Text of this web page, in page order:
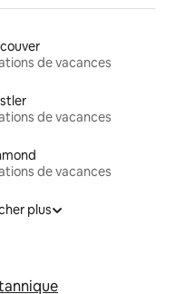
de vacances
de vacances
de vacances
plus